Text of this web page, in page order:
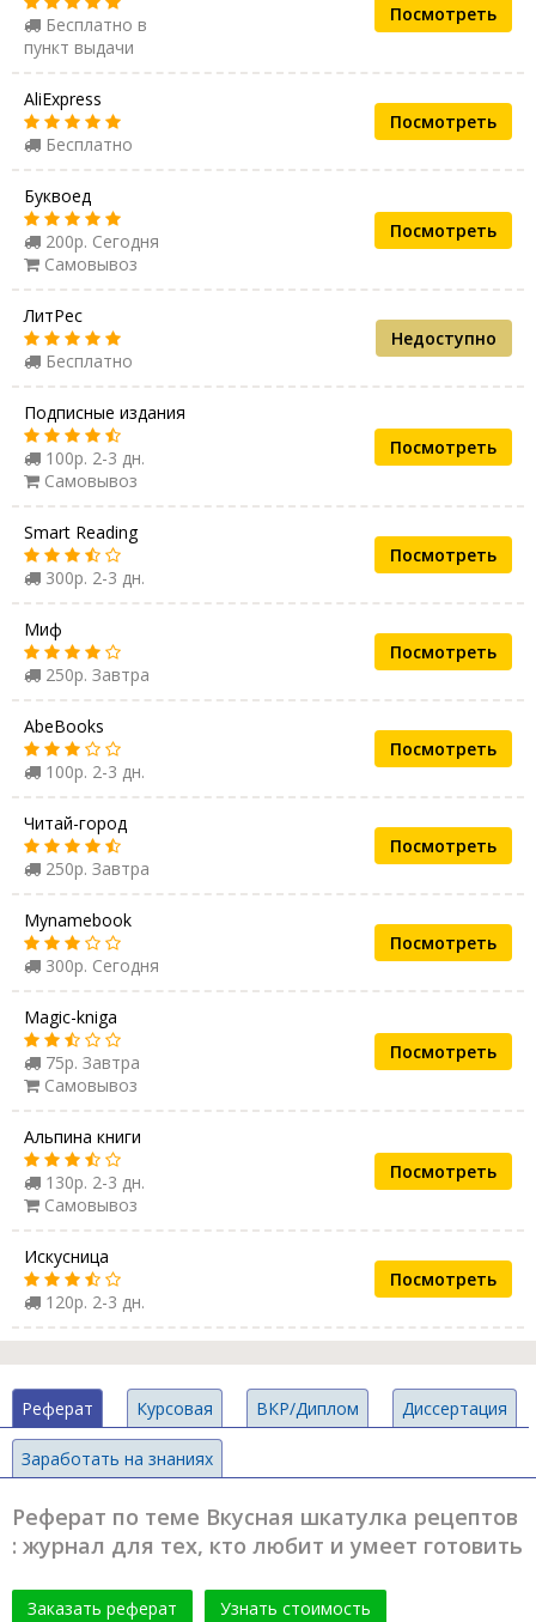
Бесплатно в
пункт выдачи
Посмотреть
AliExpress
Бесплатно
Посмотреть
Буквоед
200р. Сегодня
Самовывоз
Посмотреть
ЛитРес
Бесплатно
Недоступно
Подписные издания
100р. 2-3 дн.
Самовывоз
Посмотреть
Smart Reading
300р. 2-3 дн.
Посмотреть
Миф
250р. Завтра
Посмотреть
AbeBooks
100р. 2-3 дн.
Посмотреть
Читай-город
250р. Завтра
Посмотреть
Mynamebook
300р. Сегодня
Посмотреть
Magic-kniga
75р. Завтра
Самовывоз
Посмотреть
Альпина книги
130р. 2-3 дн.
Самовывоз
Посмотреть
Искусница
120р. 2-3 дн.
Посмотреть
Реферат Курсовая ВКР/Диплом Диссертация
Заработать на знаниях
Реферат по теме Вкусная шкатулка рецептов
: журнал для тех, кто любит и умеет готовить
Заказать реферат Узнать стоимость